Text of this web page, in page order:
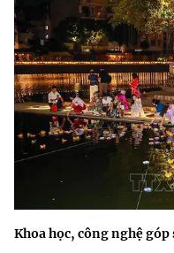
Khoa học, công nghệ